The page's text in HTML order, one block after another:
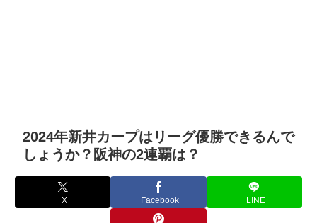
2024年新井カープはリーグ優勝できるんで
しょうか？阪神の2連覇は？
X Facebook LINE